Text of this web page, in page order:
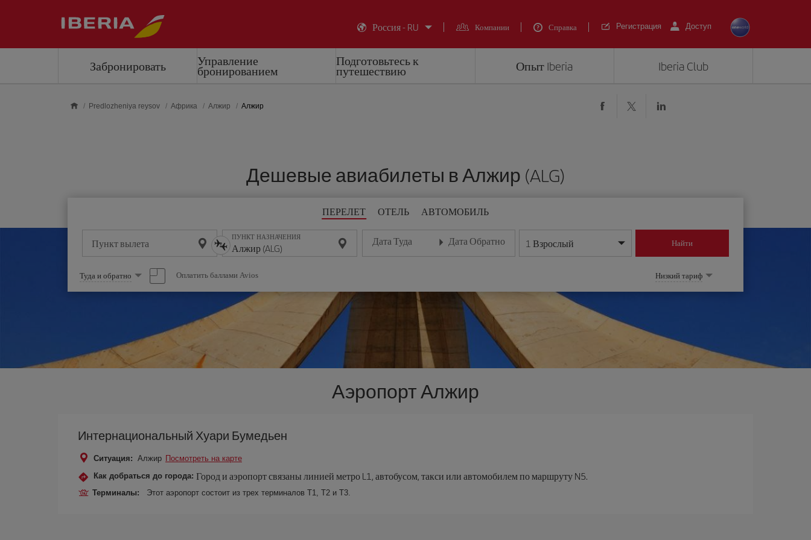
Россия - RU
Компании Справка Регистрация Доступ
Забронировать Управление
бронированием
Подготовьтесь к
путешествию Опыт Iberia Iberia Club
Predlozheniya reysov Африка Алжир Алжир
Дешевые авиабилеты в Алжир (ALG)
ПЕРЕЛЕТ ОТЕЛЬ АВТОМОБИЛЬ
Пункт вылета ПУНКТ НАЗНАЧЕНИЯ Дата Туда
Введите дату в формате день/месяц/год
Дата Обратно
Введите дату в формате день/месяц/год
1 Взрослый Найти
Выберите
опцию
Туда и обратно Оплатить баллами Avios Низкий тариф
Аэропорт Алжир
Интернациональный Хуари Бумедьен
Ситуация: Алжир Посмотреть на карте
Как добраться до города: Город и аэропорт связаны линией метро L1, автобусом, такси или автомобилем по маршруту N5.
Терминалы: Этот аэропорт состоит из трех терминалов Т1, Т2 и Т3.